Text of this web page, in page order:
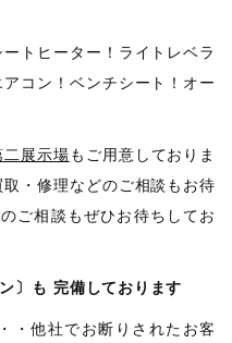
トヒーター！ライトレベラ
コン！ベンチシート！オー
二展示場もご用意しておりま
・修理などのご相談もお待
ご相談もぜひお待ちしてお
〕も 完備しております
・他社でお断りされたお客